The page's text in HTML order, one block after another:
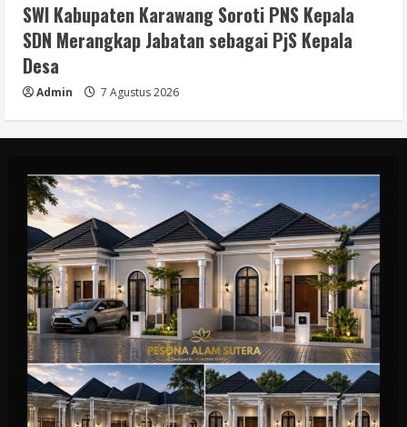
SWI Kabupaten Karawang Soroti PNS Kepala
SDN Merangkap Jabatan sebagai PjS Kepala
Desa
Admin 7 Agustus 2026